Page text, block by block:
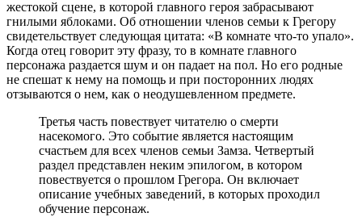
жестокой сцене, в которой главного героя забрасывают
гнилыми яблоками. Об отношении членов семьи к Грегору
свидетельствует следующая цитата: «В комнате что-то упало».
Когда отец говорит эту фразу, то в комнате главного
персонажа раздается шум и он падает на пол. Но его родные
не спешат к нему на помощь и при посторонних людях
отзываются о нем, как о неодушевленном предмете.
Третья часть повествует читателю о смерти
насекомого. Это событие является настоящим
счастьем для всех членов семьи Замза. Четвертый
раздел представлен неким эпилогом, в котором
повествуется о прошлом Грегора. Он включает
описание учебных заведений, в которых проходил
обучение персонаж.